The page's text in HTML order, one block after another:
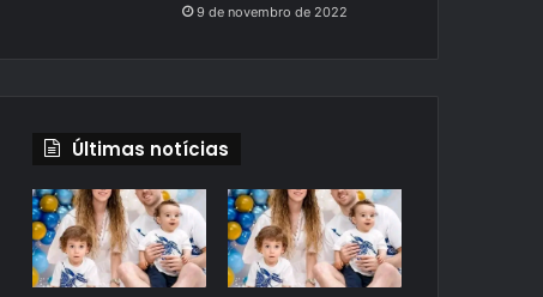
9 de novembro de 2022
Últimas notícias